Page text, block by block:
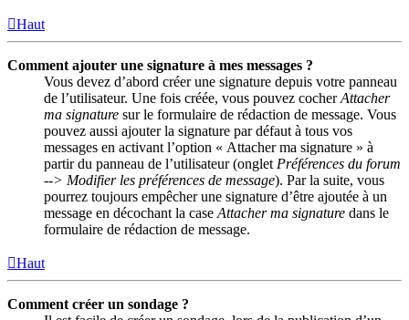
Haut
Comment ajouter une signature à mes messages ?
Vous devez d’abord créer une signature depuis votre panneau
de l’utilisateur. Une fois créée, vous pouvez cocherAttacher
ma signature sur le formulaire de rédaction de message. Vous
pouvez aussi ajouter la signature par défaut à tous vos
messages en activant l’option « Attacher ma signature » à
partir du panneau de l’utilisateur (onglet Préférences du forum
--> Modifier les préférences de message). Par la suite, vous
pourrez toujours empêcher une signature d’être ajoutée à un
message en décochant la case Attacher ma signature dans le
formulaire de rédaction de message.
Haut
Comment créer un sondage ?